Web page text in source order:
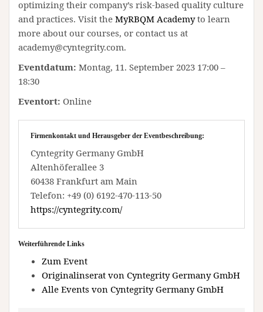
optimizing their company’s risk-based quality culture
and practices. Visit the MyRBQM Academyto learn
more about our courses, or contact us at
academy@cyntegrity.com.
Eventdatum: Montag, 11. September 2023 17:00 –
18:30
Eventort: Online
Firmenkontakt und Herausgeber der Eventbeschreibung:
Cyntegrity Germany GmbH
Altenhöferallee 3
60438 Frankfurt am Main
Telefon: +49 (0) 6192-470-113-50
https://cyntegrity.com/
Weiterführende Links
Zum Event
Originalinserat von Cyntegrity Germany GmbH
Alle Events von Cyntegrity Germany GmbH